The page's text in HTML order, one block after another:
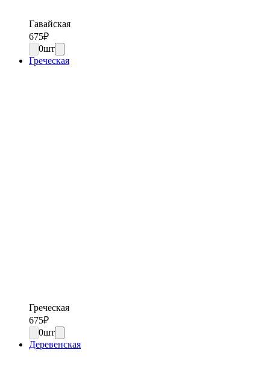
Гавайская
675₽
0шт
Греческая
Греческая
675₽
0шт
Деревенская